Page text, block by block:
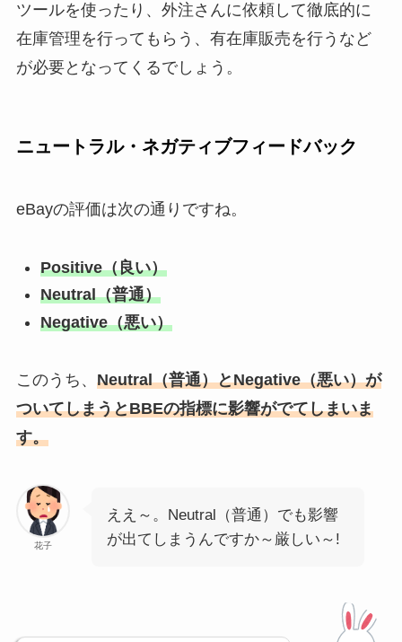
ツールを使ったり、外注さんに依頼して徹底的に
在庫管理を行ってもらう、有在庫販売を行うなど
が必要となってくるでしょう。
ニュートラル・ネガティブフィードバック
eBayの評価は次の通りですね。
Positive（良い）
Neutral（普通）
Negative（悪い）
このうち、 Neutral（普通）とNegative（悪い）が
ついてしまうとBBEの指標に影響がでてしまいま
す。
花子
ええ～。Neutral（普通）でも影響
が出てしまうんですか～厳しい～!